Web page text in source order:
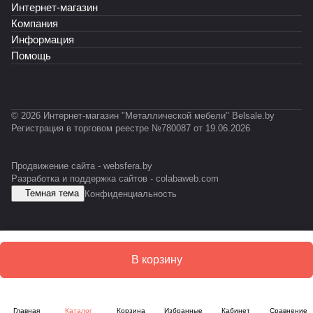
Т
Ф
У
Т
-
0
1
1
Т
-
0
1
0
0
3
н
ак
н
ы
А
В корзину
Главная Каталог Корзина Избранные Кабинет Сравнение
Интернет-магазин
Компания
Информация
Помощь
© 2026 Интернет-магазин "Металлической мебели" Belsale.by
Регистрация в торговом реестре №780087 от 19.06.2026
Продвижение сайта - websfera.by
Разработка и поддержка сайтов - colabaweb.com
Темная тема
Конфиденциальность